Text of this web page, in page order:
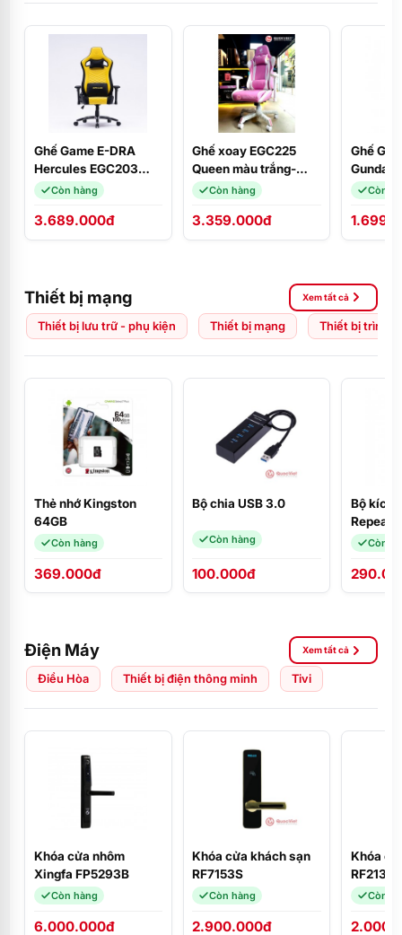
Ghế Game E-DRA
Hercules EGC203
PRO Black/Yellow
Còn hàng
3.689.000đ
Ghế xoay EGC225
Queen màu trắng-
hồng E-Dra
Còn hàng
3.359.000đ
Ghế
Còn
Thiết bị mạng Xem tất cả
Thiết bị lưu trữ - phụ kiện Thiết bị mạng Thiết bị trình
Thẻ nhớ Kingston
64GB
Còn hàng
369.000đ
Bộ chia USB 3.0
Còn hàng
100.000đ
Bộ kích
EX200
Còn
Điện Máy Xem tất cả
Điều Hòa Thiết bị điện thông minh Tivi
Khóa cửa nhôm
Xingfa FP5293B
Còn hàng
6.000.000đ
Khóa cửa khách sạn
RF7153S
Còn hàng
2.900.000đ
Khóa
RF2132S
Còn